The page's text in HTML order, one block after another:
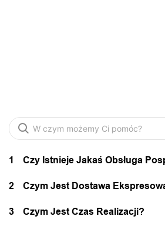
1 Czy Istnieje Jakaś Obsługa
2 Czym Jest Dostawa
3 Czym Jest Czas Realizacji?